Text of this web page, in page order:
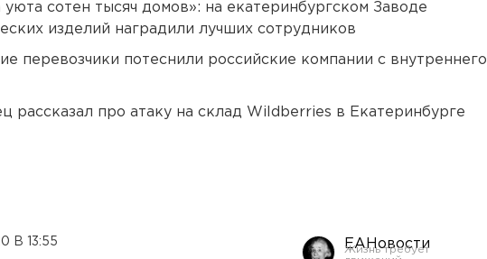
уюта сотен тысяч домов»: на екатеринбургском Заводе
изделий наградили лучших сотрудников
перевозчики потеснили российские компании с внутреннего
рассказал про атаку на склад Wildberries в Екатеринбурге
В 13:55 ЕАНовости